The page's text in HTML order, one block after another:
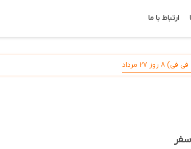
ارتباط با ما
27 مرداد